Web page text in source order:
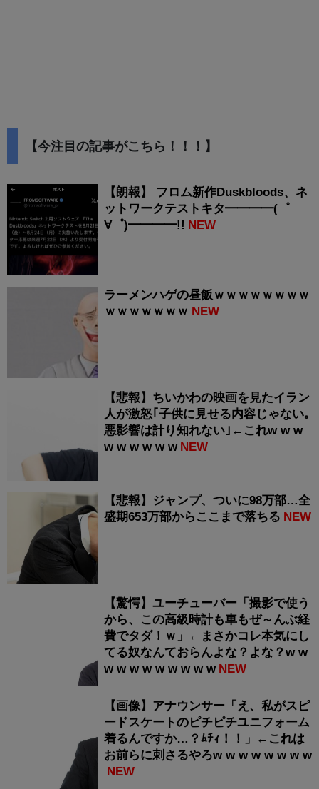
【今注目の記事がこちら！！！】
【朗報】 フロム新作Duskbloods、ネ
ットワークテストキタ━━━━(゜
∀゜)━━━━!! NEW
ラーメンハゲの昼飯ｗｗｗｗｗｗｗｗ
ｗｗｗｗｗｗｗ NEW
【悲報】ちいかわの映画を見たイラン
人が激怒｢子供に見せる内容じゃない｡
悪影響は計り知れない｣←これw w w
w w w w w w NEW
【悲報】ジャンプ、ついに98万部…全
盛期653万部からここまで落ちる NEW
【驚愕】ユーチューバー「撮影で使う
から、この高級時計も車もぜ～んぶ経
費でタダ！ｗ」←まさかコレ本気にし
てる奴なんておらんよな？よな？w w
w w w w w w w w w NEW
【画像】アナウンサー「え、私がスピ
ードスケートのピチピチユニフォーム
着るんですか…？ﾑﾁｨ！！」←これは
お前らに刺さるやろw w w w w w w w
NEW